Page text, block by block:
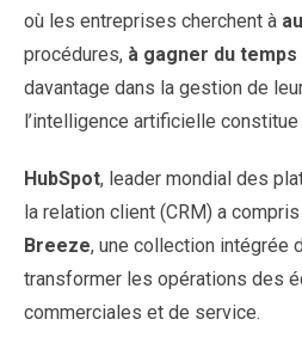
où les entreprises cherchent à
procédures, à gagner du temps
davantage dans la gestion de
l’intelligence artificielle
HubSpot, leader mondial des
la relation client (CRM) a
Breeze, une collection intégrée
transformer les opérations des
commerciales et de service.